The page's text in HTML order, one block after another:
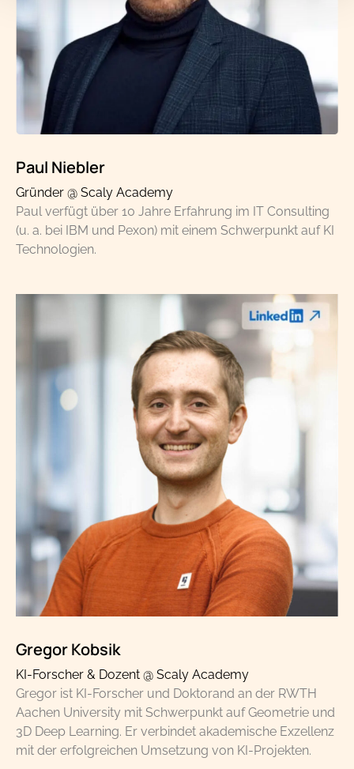
Paul Niebler
Gründer @ Scaly Academy
Paul verfügt über 10 Jahre Erfahrung im IT Consulting
(u. a. bei IBM und Pexon) mit einem Schwerpunkt auf KI
Technologien.
Gregor Kobsik
KI-Forscher & Dozent @ Scaly Academy
Gregor ist KI-Forscher und Doktorand an der RWTH
Aachen University mit Schwerpunkt auf Geometrie und
3D Deep Learning. Er verbindet akademische Exzellenz
mit der erfolgreichen Umsetzung von KI-Projekten.